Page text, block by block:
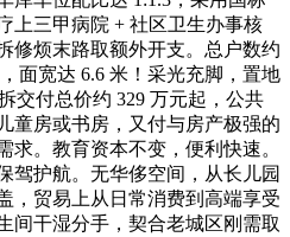
上三甲病院 + 社区卫生办事核
修烦末路取额外开支。总户数约
面宽达 6.6 米！采光充脚，置地
交付总价约 329 万元起，公共
童房或书房，又付与房产极强的
求。教育资本不变，便利快速。
驾护航。无华侈空间，从长儿园
，贸易上从日常消费到高端享受
间干湿分手，契合老城区刚需取